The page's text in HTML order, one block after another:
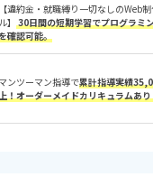
【違約金・就職縛り一切なしのWeb
ル】 30日間の短期学習でプログラミ
を確認可能。
マンツーマン指導で累計指導実績
上！オーダーメイドカリキュラムあり